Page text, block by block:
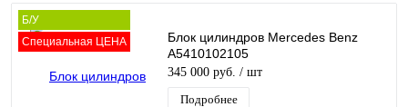
Б/У
Специальная ЦЕНА
Блок цилиндров Mercedes Benz
A5410102105
345 000 руб. / шт
Подробнее